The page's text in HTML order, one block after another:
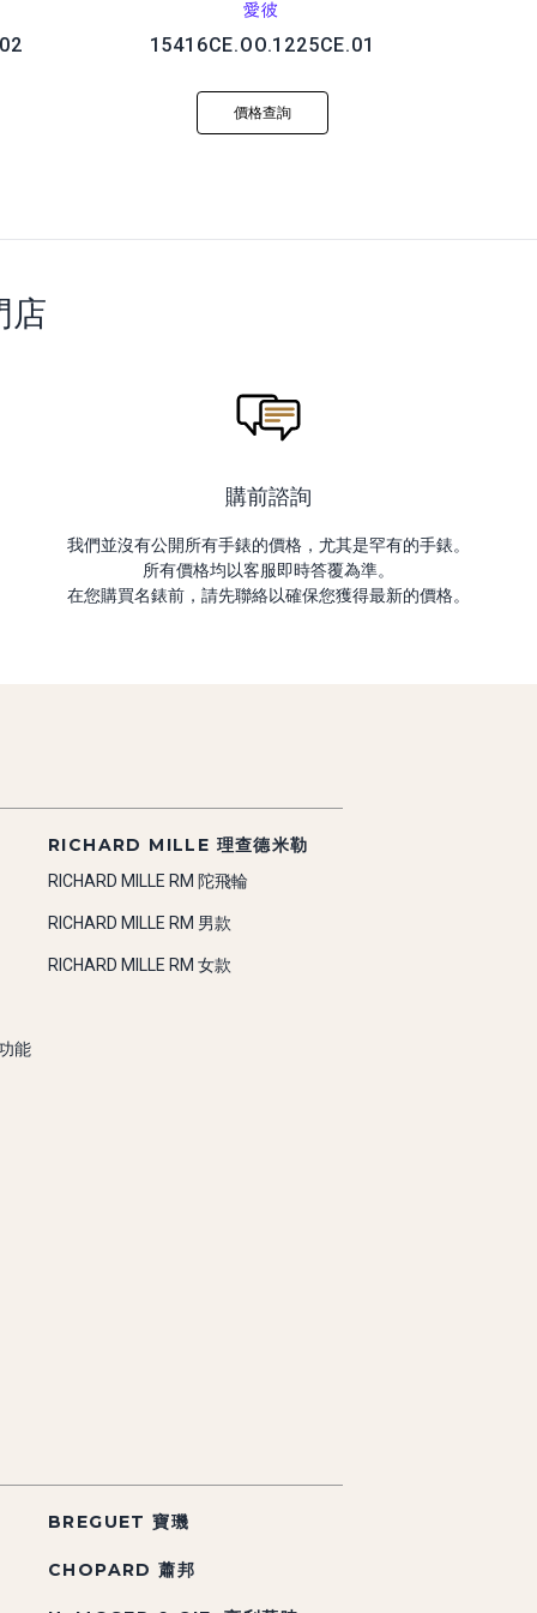
愛彼
15416CE.OO.1225CE.01
價格查詢
店
購前諮詢
我們並沒有公開所有手錶的價格，尤其是罕有的手錶。
所有價格均以客服即時答覆為準。
在您購買名錶前，請先聯絡以確保您獲得最新的價格。
能
RICHARD MILLE 理查德米勒
RICHARD MILLE RM 陀飛輪
RICHARD MILLE RM 男款
RICHARD MILLE RM 女款
BREGUET 寶璣
CHOPARD 蕭邦